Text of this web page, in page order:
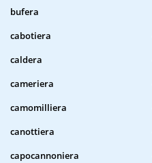
bufera
cabotiera
caldera
cameriera
camomilliera
canottiera
capocannoniera